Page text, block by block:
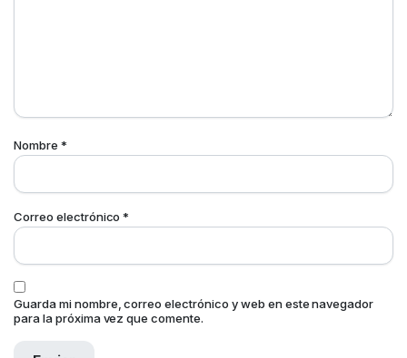
Nombre *
Correo electrónico*
Guarda mi nombre, correo electrónico y web en este navegador
para la próxima vez que comente.